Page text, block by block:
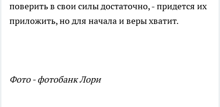
поверить в свои силы достаточно, - придется их
приложить, но для начала и веры хватит.
Фото - фотобанк Лори